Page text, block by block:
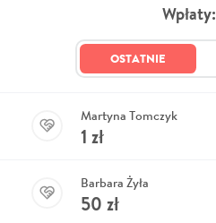
Wpłaty:
OSTATNIE
Martyna Tomczyk
1 zł
Barbara Żyła
50 zł